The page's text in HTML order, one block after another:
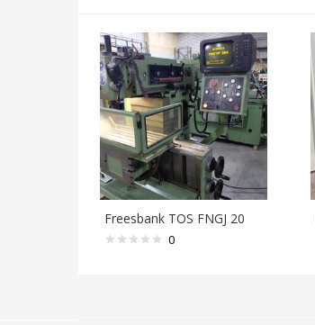
Freesbank TOS FNGJ 20
0